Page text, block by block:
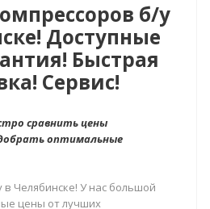
б/у
Доступные
Быстрая
Сервис!
сравнить цены
оптимальные
в Челябинске! У нас большой
цены от лучших